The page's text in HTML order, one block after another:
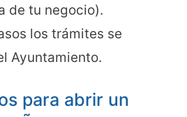
de tu negocio).
los trámites se
Ayuntamiento.
para abrir un